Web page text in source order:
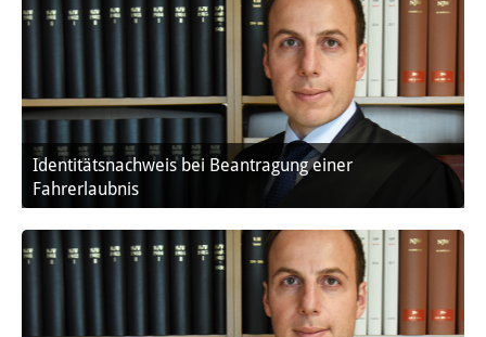
Identitätsnachweis bei Beantragung einer
Fahrerlaubnis